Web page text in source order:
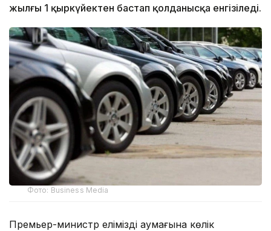
жылғы 1 қыркүйектен бастап қолданысқа енгізіледі.
Фото: Business Media
Премьер-министр еліміздің аумағына көлік